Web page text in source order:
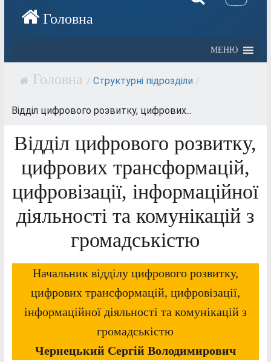
МЕНЮ
/ Структурні підрозділи /
Відділ цифрового розвитку, цифрових...
Відділ цифрового розвитку,
цифрових трансформацій,
цифровізації, інформаційної
діяльності та комунікацій з
громадськістю
Начальник відділу цифрового розвитку,
цифрових трансформацій, цифровізації,
інформаційної діяльності та комунікацій з
громадськістю
Чернецький Сергій Володимирович